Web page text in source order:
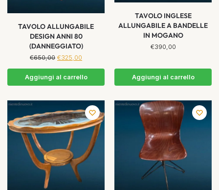
TAVOLO ALLUNGABILE
DESIGN ANNI 80
(DANNEGGIATO)
€650,00 €325,00
Aggiungi al carrello
TAVOLO INGLESE
ALLUNGABILE A BANDELLE
IN MOGANO
€390,00
Aggiungi al carrello